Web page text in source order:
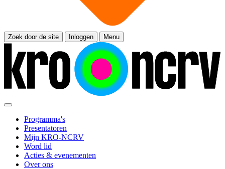
Zoek door de site Inloggen Menu
Programma's
Presentatoren
Mijn KRO-NCRV
Word lid
Acties & evenementen
Over ons